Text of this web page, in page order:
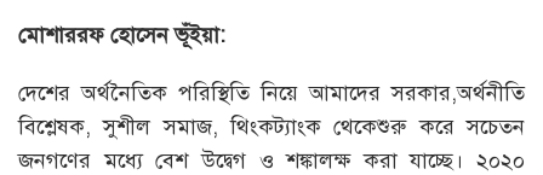
মোশাররফ হোসেন ভূঁইয়া:
দেশের অর্থনৈতিক পরিস্থিতি নিয়ে আমাদের সরকার,অর্থনীতি
বিশ্লেষক, সুশীল সমাজ, থিংকট্যাংক থেকেশুরু করে সচেতন
জনগণের মধ্যে বেশ উদ্বেগ ও শঙ্কালক্ষ করা যাচ্ছে। ২০২০